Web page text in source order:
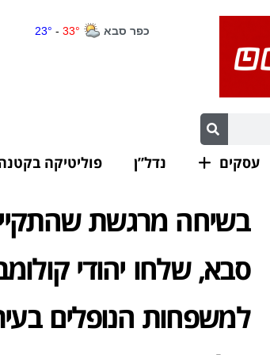
עסקים נדל”ן פוליטיקה
בשיחה מרגשת
סבא, שלחו יהודי
למשפחות הנופלים